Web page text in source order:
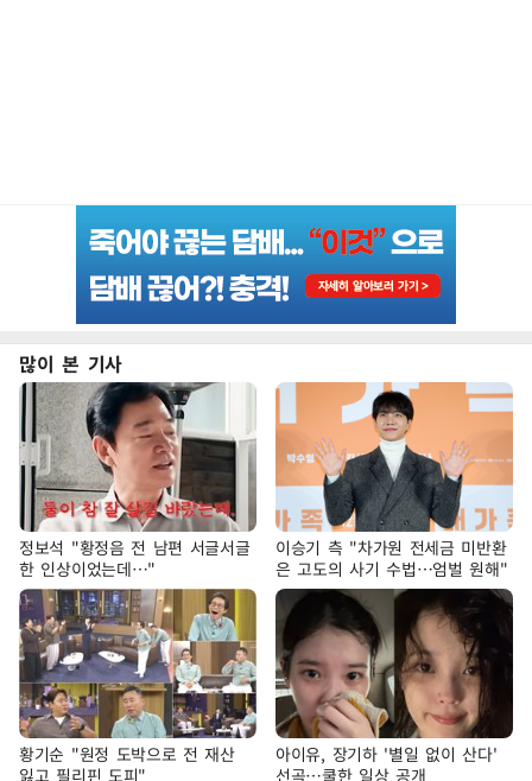
많이 본 기사
정보석 "황정음 전 남편 서글서글
한 인상이었는데…"
이승기 측 "차가원 전세금 미반환
은 고도의 사기 수법…엄벌 원해"
황기순 "원정 도박으로 전 재산
잃고 필리핀 도피"
아이유, 장기하 '별일 없이 산다'
선곡…쿨한 일상 공개